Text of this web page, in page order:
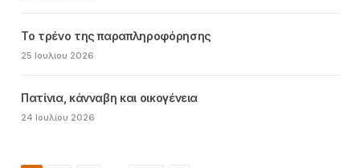
Το τρένο της παραπληροφόρησης
25 Ιουλίου 2026
Πατίνια, κάνναβη και οικογένεια
24 Ιουλίου 2026